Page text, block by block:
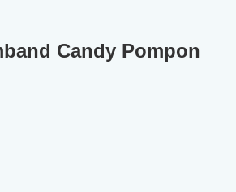
Candy Pompon